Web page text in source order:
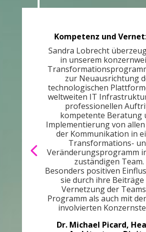
Kompetenz und
Sandra Lobrecht
in unserem
zur Neuausrichtung
technologischen
weltweiten IT
professionellen
kompetente Beratung
Implementierung von
der Kommunikation in
Transformations-
Veränderungsprogramm
zuständigen Team.
Besonders positiven
sie durch ihre
Vernetzung der
Programm als auch mit
involvierten
Dr. Michael Picard,